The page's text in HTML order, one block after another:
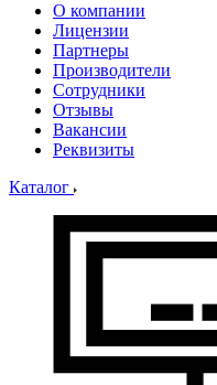
О компании
Лицензии
Партнеры
Производители
Сотрудники
Отзывы
Вакансии
Реквизиты
Каталог